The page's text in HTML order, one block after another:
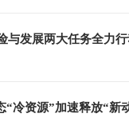
与发展两大任务全力
“冷资源”加速释放“新